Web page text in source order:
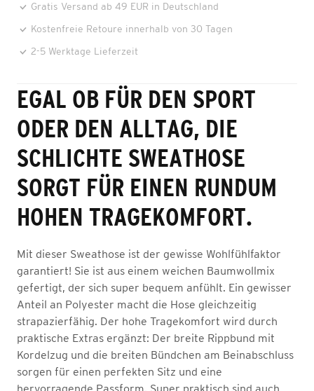
Gratis Versand ab 49 EUR in Deutschland
Kostenfreie Retoure innerhalb von 30 Tagen
2-5 Werktage Lieferzeit
EGAL OB FÜR DEN SPORT
ODER DEN ALLTAG, DIE
SCHLICHTE SWEATHOSE
SORGT FÜR EINEN RUNDUM
HOHEN TRAGEKOMFORT.
Mit dieser Sweathose ist der gewisse Wohlfühlfaktor
garantiert! Sie ist aus einem weichen Baumwollmix
gefertigt, der sich super bequem anfühlt. Ein gewisser
Anteil an Polyester macht die Hose gleichzeitig
strapazierfähig. Der hohe Tragekomfort wird durch
praktische Extras ergänzt: Der breite Rippbund mit
Kordelzug und die breiten Bündchen am Beinabschluss
sorgen für einen perfekten Sitz und eine
hervorragende Passform. Super praktisch sind auch